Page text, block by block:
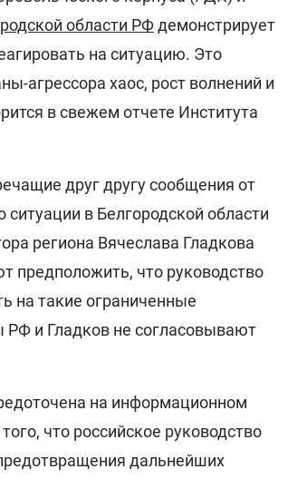
области РФдемонстрирует
на ситуацию. Это
агрессора хаос, рост волнений и
в свежем отчете Института
друг другу сообщения от
в Белгородской области
региона Вячеслава Гладкова
предположить, что руководство
на такие ограниченные
и Гладков не согласовывают
на информационном
что российское руководство
дальнейших